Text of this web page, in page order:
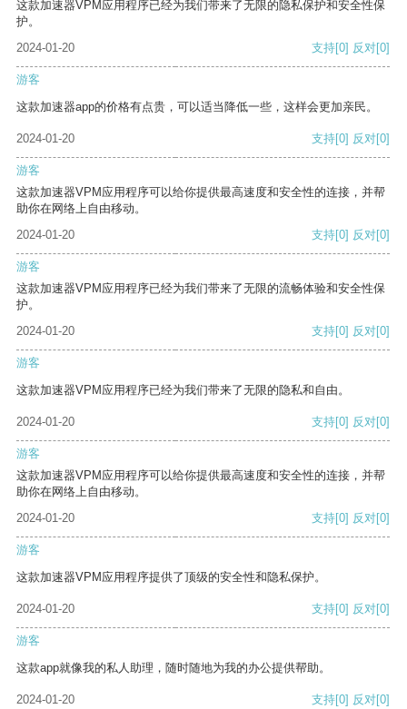
这款加速器VPM应用程序已经为我们带来了无限的隐私保护和安全性保
护。
2024-01-20
支持[0] 反对[0]
游客
这款加速器app的价格有点贵，可以适当降低一些，这样会更加亲民。
2024-01-20 支持[0] 反对[0]
游客
这款加速器VPM应用程序可以给你提供最高速度和安全性的连接，并帮
助你在网络上自由移动。
2024-01-20
支持[0] 反对[0]
游客
这款加速器VPM应用程序已经为我们带来了无限的流畅体验和安全性保
护。
2024-01-20
支持[0] 反对[0]
游客
这款加速器VPM应用程序已经为我们带来了无限的隐私和自由。
2024-01-20 支持[0] 反对[0]
游客
这款加速器VPM应用程序可以给你提供最高速度和安全性的连接，并帮
助你在网络上自由移动。
2024-01-20
支持[0] 反对[0]
游客
这款加速器VPM应用程序提供了顶级的安全性和隐私保护。
2024-01-20 支持[0] 反对[0]
游客
这款app就像我的私人助理，随时随地为我的办公提供帮助。
2024-01-20 支持[0] 反对[0]